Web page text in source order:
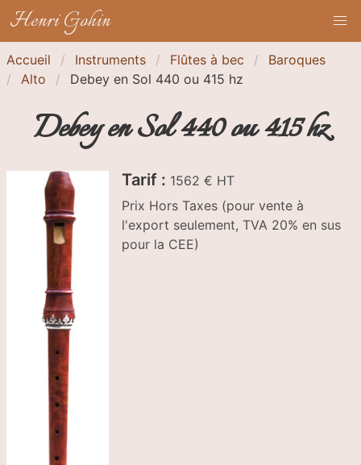
Henri Gohin
Accueil Instruments Flûtes à bec
Baroques
Alto
Debey en Sol 440 ou 415 hz
Debey en Sol 440 ou 415 hz
Tarif : 1562 € HT
Prix Hors Taxes (pour vente à
l'export seulement, TVA 20% en sus
pour la CEE)